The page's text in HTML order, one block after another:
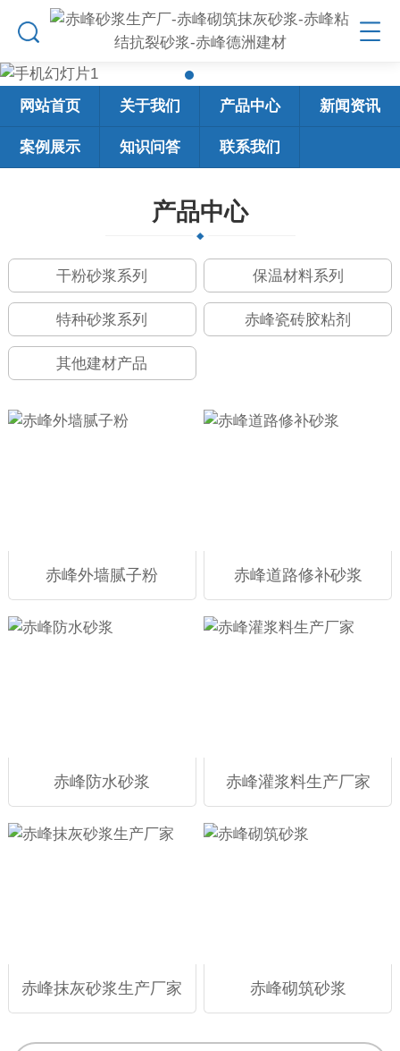
网站首页 关于我们 产品中心 新闻资讯
案例展示 知识问答 联系我们
产品中心
干粉砂浆系列 保温材料系列
特种砂浆系列 赤峰瓷砖胶粘剂
其他建材产品
赤峰外墙腻子粉 赤峰道路修补砂浆
赤峰防水砂浆 赤峰灌浆料生产厂家
赤峰抹灰砂浆生产厂家 赤峰砌筑砂浆